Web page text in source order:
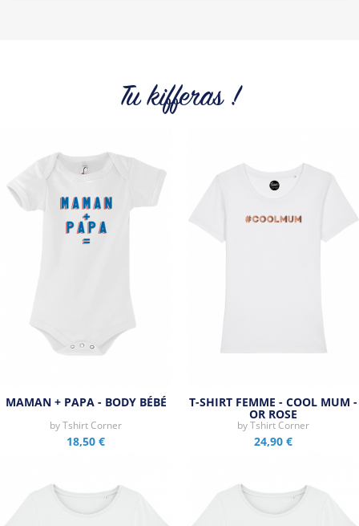
Tu kifferas !
MAMAN + PAPA - BODY BÉBÉ
byTshirt Corner
18,50 €
T-SHIRT FEMME - COOL MUM -
OR ROSE
byTshirt Corner
24,90 €